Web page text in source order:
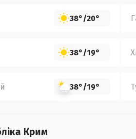
38°/20°
38°/19°
38°/19°
Крим